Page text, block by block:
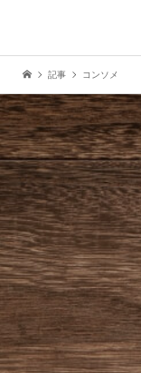
記事 コンソメ